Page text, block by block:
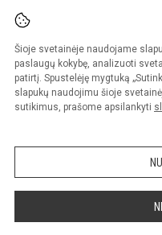
Šioje svetainėje naudojame
paslaugų kokybę, analizuoti
patirtį. Spustelėję mygtuką
slapukų naudojimu šioje
sutikimus, prašome apsilankyti
© 2023. Šiaulių lopšelis -
Kopijuoti turinį be raštiško įstaigos
Versija
Sumanus būdas atnaujinti